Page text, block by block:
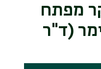
מפתח
(ד"ר